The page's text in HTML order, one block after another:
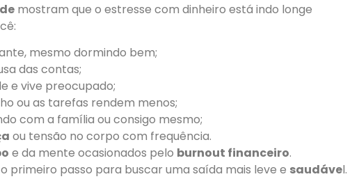
mostram que o estresse com dinheiro está indo longe
mesmo dormindo bem;
das contas;
e vive preocupado;
ou as tarefas rendem menos;
com a família ou consigo mesmo;
ou tensão no corpo com frequência.
e da mente ocasionados pelo burnout financeiro.
primeiro passo para buscar uma saída mais leve e saudável.